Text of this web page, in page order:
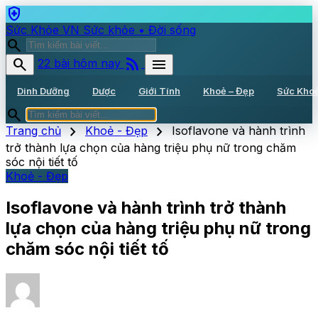
health_and_safety
Sức Khỏe VN Sức khỏe • Đời sống
search
search
22 bài hôm nay rss_feed menu
Dinh Dưỡng Dược Giới Tính Khoẻ – Đẹp Sức
search
Trang chủ chevron_right Khoẻ - Đẹp chevron_right Isoflavone và hành trình
trở thành lựa chọn của hàng triệu phụ nữ trong chăm
sóc nội tiết tố
Khoẻ - Đẹp
Isoflavone và hành trình trở thành
lựa chọn của hàng triệu phụ nữ trong
chăm sóc nội tiết tố